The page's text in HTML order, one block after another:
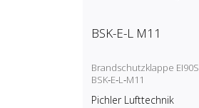
BSK-E-L M11
Brandschutzklappe EI90S
BSK‑E‑L‑M11
Pichler Lufttechnik